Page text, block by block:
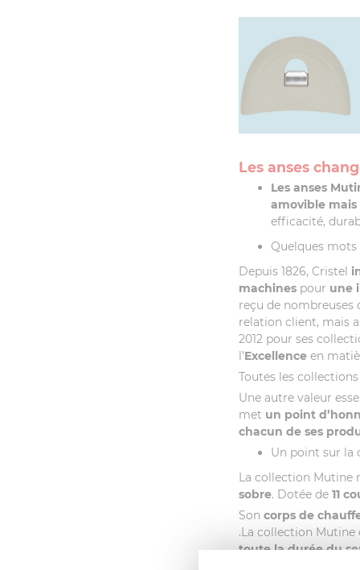
Les anses
Les anses
amovible
efficacité,
Quelques mots
Depuis 1826, Cristel
machines pour une
reçu de
relation client, mais
2012 pour ses
l’Excellence en
Toutes les
Une autre valeur
met un point
chacun de ses
Un point sur la
La collection Mutine
sobre. Dotée de 11
Son corps de
.La collection Mutine
toute la durée du